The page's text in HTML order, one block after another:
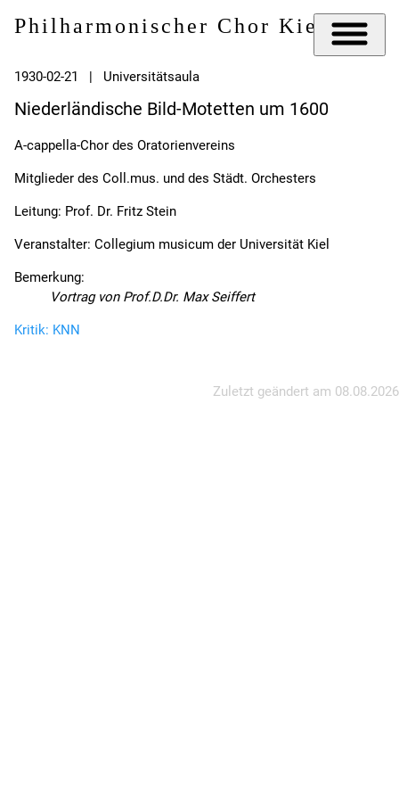
Philharmonischer Chor Kiel e.V.
1930-02-21 | Universitätsaula
Niederländische Bild-Motetten um 1600
A-cappella-Chor des Oratorienvereins
Mitglieder des Coll.mus. und des Städt. Orchesters
Leitung: Prof. Dr. Fritz Stein
Veranstalter: Collegium musicum der Universität Kiel
Bemerkung:
Vortrag von Prof.D.Dr. Max Seiffert
Kritik: KNN
Zuletzt geändert am 08.08.2026